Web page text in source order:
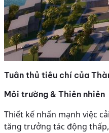
Tuân thủ tiêu chí của
Môi trường & Thiên nhiên
Thiết kế nhấn mạnh việc
tăng trưởng tác động